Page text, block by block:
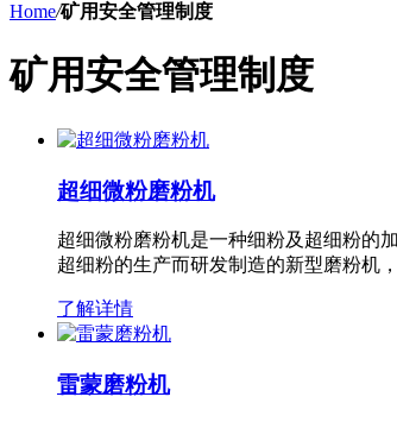
Home/矿用安全管理制度
矿用安全管理制度
超细微粉磨粉机
超细微粉磨粉机是一种细粉及超细粉的
超细粉的生产而研发制造的新型磨粉机
了解详情
雷蒙磨粉机